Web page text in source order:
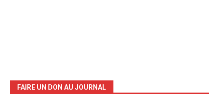
FAIRE UN DON AU JOURNAL